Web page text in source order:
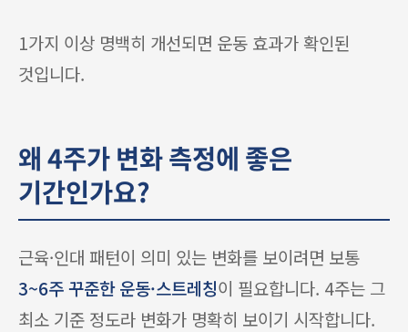
1가지 이상 명백히 개선되면 운동 효과가 확인된
것입니다.
왜 4주가 변화 측정에 좋은
기간인가요?
근육·인대 패턴이 의미 있는 변화를 보이려면 보통
3~6주 꾸준한 운동·스트레칭이 필요합니다. 4주는 그
최소 기준 정도라 변화가 명확히 보이기 시작합니다.